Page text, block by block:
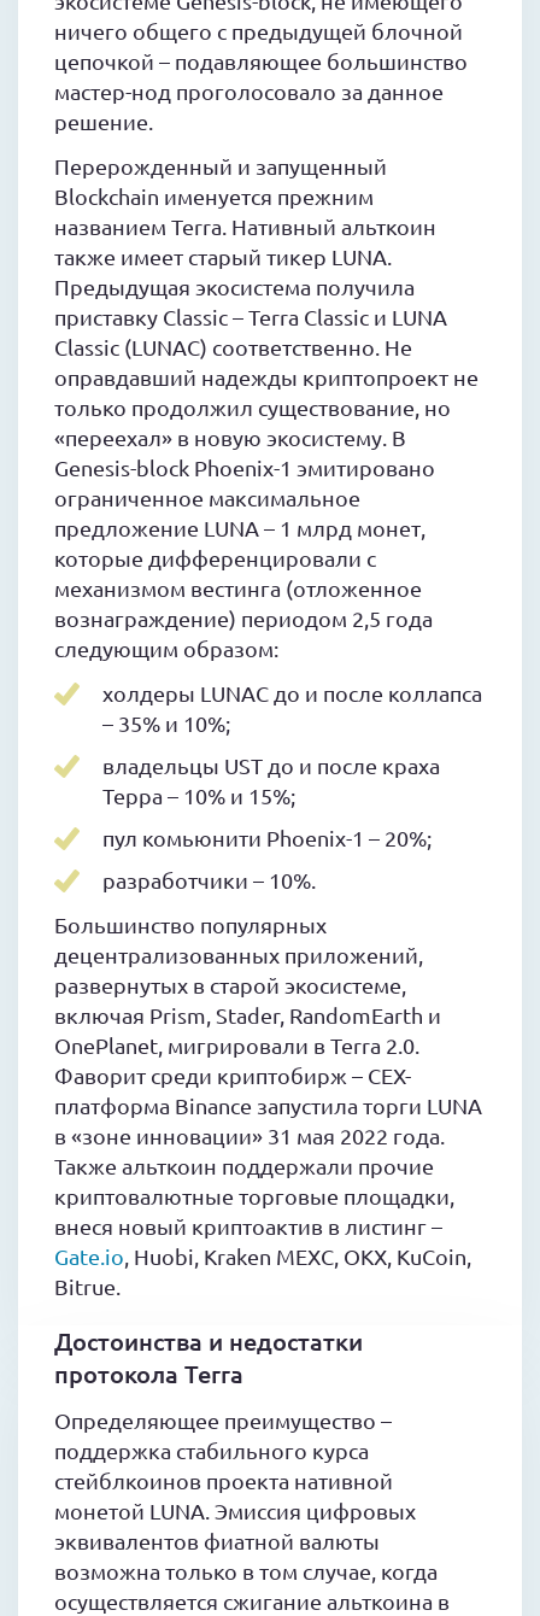
ничего общего с предыдущей блочной
цепочкой – подавляющее большинство
мастер-нод проголосовало за данное
решение.
Перерожденный и запущенный
Blockchain именуется прежним
названием Terra. Нативный альткоин
также имеет старый тикер LUNA.
Предыдущая экосистема получила
приставку Classic – Terra Classic и LUNA
Classic (LUNAC) соответственно. Не
оправдавший надежды криптопроект не
только продолжил существование, но
«переехал» в новую экосистему. В
Genesis-block Phoenix-1 эмитировано
ограниченное максимальное
предложение LUNA – 1 млрд монет,
которые дифференцировали с
механизмом вестинга (отложенное
вознаграждение) периодом 2,5 года
следующим образом:
холдеры LUNAC до и после коллапса
– 35% и 10%;
владельцы UST до и после краха
Терра – 10% и 15%;
пул комьюнити Phoenix-1 – 20%;
разработчики – 10%.
Большинство популярных
децентрализованных приложений,
развернутых в старой экосистеме,
включая Prism, Stader, RandomEarth и
OnePlanet, мигрировали в Terra 2.0.
Фаворит среди криптобирж – CEX-
платформа Binance запустила торги LUNA
в «зоне инновации» 31 мая 2022 года.
Также альткоин поддержали прочие
криптовалютные торговые площадки,
внеся новый криптоактив в листинг –
Gate.io, Huobi, Kraken MEXC, OKX, KuCoin,
Bitrue.
Достоинства и недостатки
протокола Terra
Определяющее преимущество –
поддержка стабильного курса
стейблкоинов проекта нативной
монетой LUNA. Эмиссия цифровых
эквивалентов фиатной валюты
возможна только в том случае, когда
осуществляется сжигание альткоина в